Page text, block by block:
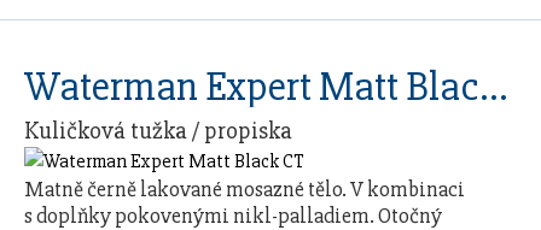
Waterman Expert Matt Black CT
Kuličková tužka / propiska
Matně černě lakované mosazné tělo. V kombinaci
s doplňky pokovenými nikl-palladiem. Otočný